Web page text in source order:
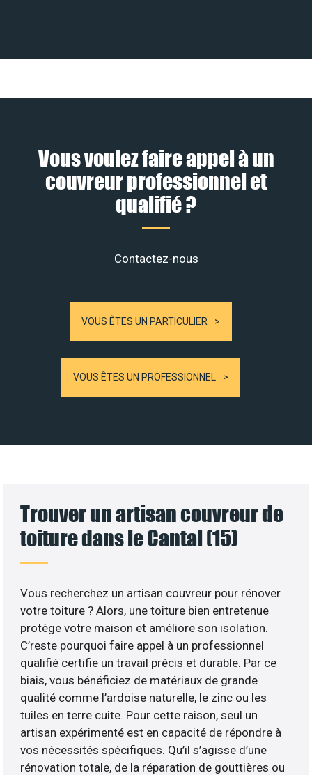
Vous voulez faire appel à un
couvreur professionnel et
qualifié ?
Contactez-nous
VOUS ÊTES UN PARTICULIER
VOUS ÊTES UN PROFESSIONNEL
Trouver un artisan couvreur de
toiture dans le Cantal (15)
Vous recherchez un artisan couvreur pour rénover
votre toiture ? Alors, une toiture bien entretenue
protège votre maison et améliore son isolation.
C’reste pourquoi faire appel à un professionnel
qualifié certifie un travail précis et durable. Par ce
biais, vous bénéficiez de matériaux de grande
qualité comme l’ardoise naturelle, le zinc ou les
tuiles en terre cuite. Pour cette raison, seul un
artisan expérimenté est en capacité de répondre à
vos nécessités spécifiques. Qu’il s’agisse d’une
rénovation totale, de la réparation de gouttières ou